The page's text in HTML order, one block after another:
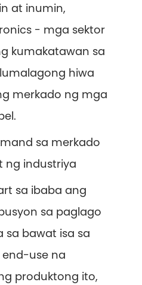
at inumin,
- mga sektor
kumakatawan sa
hiwa
merkado ng mga
sa merkado
ng industriya
sa ibaba ang
sa paglago
sa bawat isa sa
use na
produktong ito,